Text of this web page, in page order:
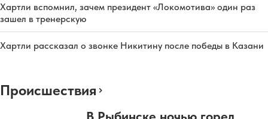
Хартли вспомнил, зачем президент «Локомотива» один раз
зашел в тренерскую
Хартли рассказал о звонке Никитину после победы в Казани
Происшествия